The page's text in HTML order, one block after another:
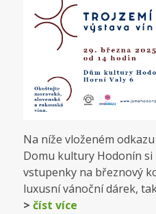
Na níže vloženém
Domu kultury Hodonín
vstupenky na březnový
luxusní vánoční dárek,
> číst více